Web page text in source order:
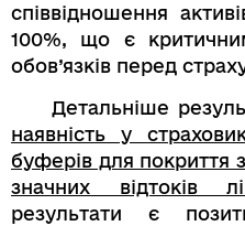
співвідношення
100%, що є
обов’язків перед
Детальніше
наявність у
буферів для покриття
значних відтоків
результати є